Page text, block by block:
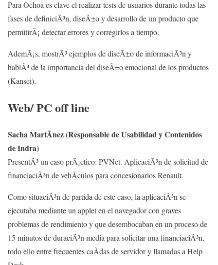
Para Ochoa es clave el realizar tests de usuarios durante todas las
fases de definiciÃ³n, diseÃ±o y desarrollo de un producto que
permitirÃ¡ detectar errores y corregirlos a tiempo.
AdemÃ¡s, mostrÃ³ ejemplos de diseÃ±o de informaciÃ³n y
hablÃ³ de la importancia del diseÃ±o emocional de los productos
(Kansei).
Web/ PC off line
Sacha MartÃ­nez (Responsable de Usabilidad y Contenidos
de Indra)
PresentÃ³ un caso prÃ¡ctico: PVNet. AplicaciÃ³n de solicitud de
financiaciÃ³n de vehÃ­culos para concesionarios Renault.
Como situaciÃ³n de partida de este caso, la aplicaciÃ³n se
ejecutaba mediante un applet en el navegador con graves
problemas de rendimiento y que desembocaban en un proceso de
15 minutos de duraciÃ³n media para solicitar una financiaciÃ³n,
todo ello entre frecuentes caÃ­das de servidor y llamadas a Help